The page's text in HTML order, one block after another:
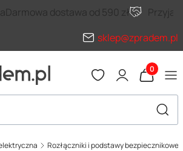
Darmowa dostawa od 590 zł
sklep@zpradem.pl
Produkty
Rozłączniki i podstawy bezpiecznikowe